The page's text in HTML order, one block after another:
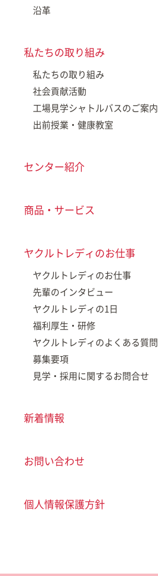
沿革
私たちの取り組み
私たちの取り組み
社会貢献活動
工場見学シャトルバスのご案内
出前授業・健康教室
センター紹介
商品・サービス
ヤクルトレディのお仕事
ヤクルトレディのお仕事
先輩のインタビュー
ヤクルトレディの1日
福利厚生・研修
ヤクルトレディのよくある質問
募集要項
見学・採用に関するお問合せ
新着情報
お問い合わせ
個人情報保護方針